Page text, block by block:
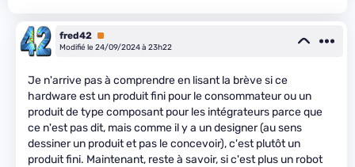
fred42 Premium
Modifié le 24/09/2024 à 23h22
Je n'arrive pas à comprendre en lisant la brève si ce
hardware est un produit fini pour le consommateur ou un
produit de type composant pour les intégrateurs parce que
ce n'est pas dit, mais comme il y a un designer (au sens
dessiner un produit et pas le concevoir), c'est plutôt un
produit fini. Maintenant, reste à savoir, si c'est plus un robot